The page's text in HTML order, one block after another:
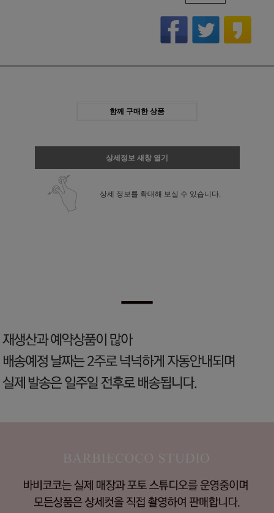
함께 구매한 상품
상세정보 새창 열기
상세 정보를 확대해 보실 수 있습니다.